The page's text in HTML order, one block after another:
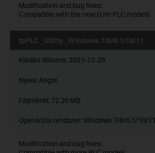
Modification and bug fixes:
Compatible with the new G.hn PLC models
tpPLC_ Utility _Windows 7/8/8.1/10/11
Kiadás dátuma: 2021-12-29
Nyelv: Angol
Fájlméret: 72.20 MB
Operációs rendszer: Windows 7/8/8.1/10/11
Modification and bug fixes: